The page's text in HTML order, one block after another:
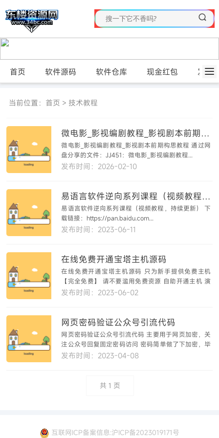
首页 软件源码 软件仓库 现金红包 发布
当前位置： 首页 > 技术教程
微电影_影视编剧教程_影视剧本前期构思教程[剧本创作]
微电影_影视编剧教程_影视剧本前期构思教程 通过网
盘分享的文件：JJ451：微电影_影视编剧教程...
发布时间：2026-02-10
易语言软件逆向系列课程（视频教程，持续更新）
易语言软件逆向系列课程（视频教程，持续更新） 下
载链接：https://pan.baidu.com...
发布时间：2023-06-11
在线免费开通宝塔主机源码
在线免费开通宝塔主机源码 只为新手提供免费主机
【完全免费】 请不要滥用免费资源 自助开通主机 演
示地...
发布时间：2023-06-02
网页密码验证公众号引流代码
网页密码验证公众号引流代码 主要用于网页加密，关
注公众号回复固定密码访问 密码简单做了下加密，毕
竟...
发布时间：2023-04-08
共 1 页
互联网ICP备案信息:沪ICP备2023019171号